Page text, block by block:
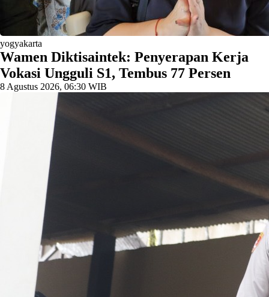
yogyakarta
Wamen Diktisaintek: Penyerapan Kerja
Vokasi Ungguli S1, Tembus 77 Persen
8 Agustus 2026, 06:30 WIB